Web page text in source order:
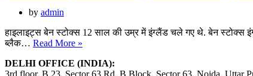
लाइन-
पेस
से
टक्कर,
by admin
हाइलाइट्स बेन स्टोक्स 12 साल की उम्र में इंग्लैंड चले गए थे. बेन स्टोक्स
ब्लैक… Read More »
न्यूजीलैंड
DELHI OFFICE (INDIA):
3rd floor, B 23, Sector 63 Rd, B Block, Sector 63, Noida, Uttar